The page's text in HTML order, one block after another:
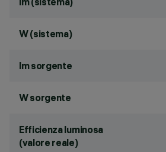
W (sistema)
lm sorgente
W sorgente
Efficienza luminosa
(valore reale)